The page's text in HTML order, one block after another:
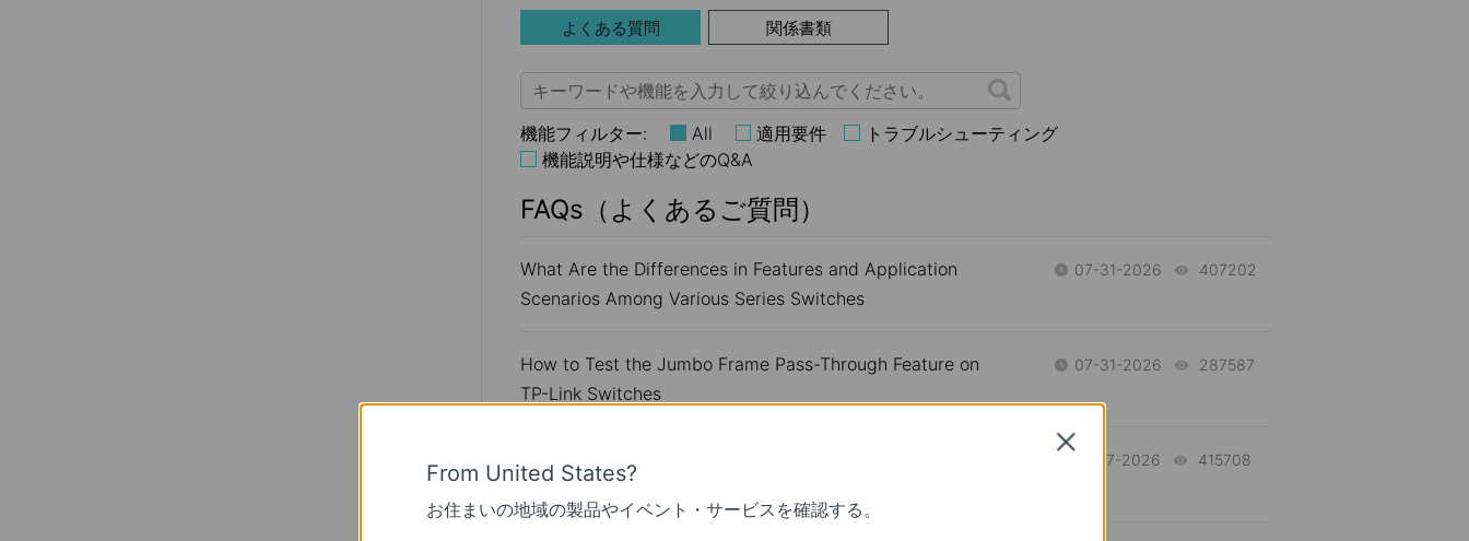
よくある質問 関係書類
機能フィルター: All 適用要件
トラブルシューティング
機能説明や仕様などのQ&A
FAQs（よくあるご質問）
What Are the Differences in Features and Application
Scenarios Among Various Series Switches
07-31-2026 407202
How to Test the Jumbo Frame Pass-Through Feature on
TP-Link Switches
07-31-2026 287587
Unmanaged Switch?
07-17-2026 415708
From United States?
お住まいの地域の製品やイベント・サービスを確認する。
Close